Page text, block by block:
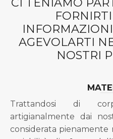
AGEVOLARTI
NOSTRI
Trattandosi di
artigianalmente dai
considerata